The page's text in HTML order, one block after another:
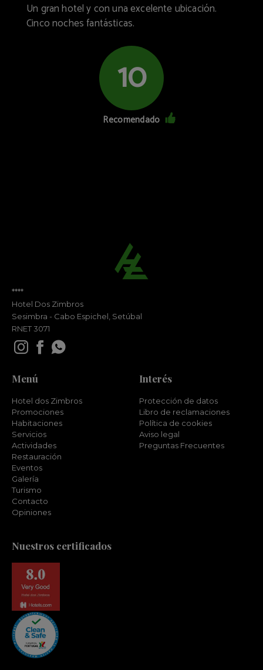
Un gran hotel y con una excelente ubicación.
Cinco noches fantásticas.
10
Recomendado
****
Hotel Dos Zimbros
Sesimbra - Cabo Espichel, Setúbal
RNET 3071
Menú
Hotel dos Zimbros
Promociones
Habitaciones
Servicios
Actividades
Restauración
Eventos
Galería
Turismo
Contacto
Opiniones
Interés
Protección de datos
Libro de reclamaciones
Política de cookies
Aviso legal
Preguntas Frecuentes
Nuestros certificados